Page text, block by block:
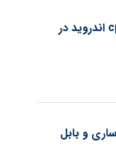
دوره تخصصی تعویض هارد و cpu اندروید در
و بابل